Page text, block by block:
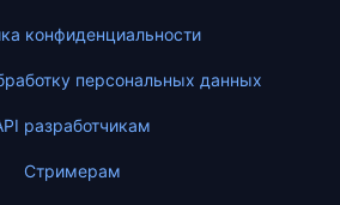
конфиденциальности
персональных данных
разработчикам
Стримерам